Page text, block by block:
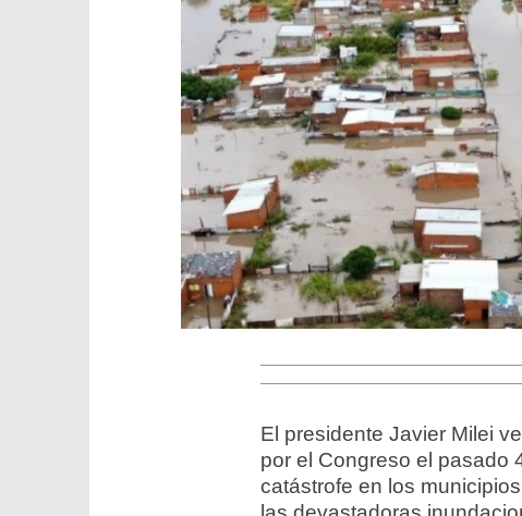
El presidente Javier Milei
por el Congreso el pasado
catástrofe en los